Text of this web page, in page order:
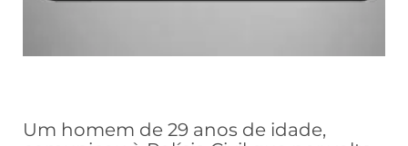
Um homem de 29 anos de idade,